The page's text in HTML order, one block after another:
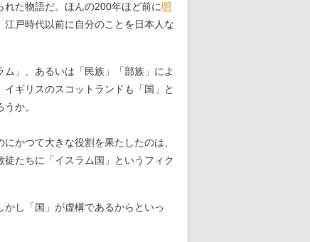
れた物語だ。ほんの200年ほど前に明
戸時代以前に自分のことを日本人な
」、あるいは「民族」「部族」によ
ギリスのスコットランドも「国」と
か。
かつて大きな役割を果たしたのは、
たちに「イスラム国」というフィク
し「国」が虚構であるからといっ